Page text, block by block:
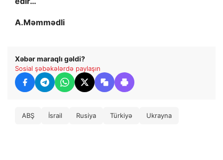
A.Məmmədli
Xəbər maraqlı gəldi?
Sosial şəbəkələrdə paylaşın
ABŞ İsrail Rusiya Türkiyə Ukrayna